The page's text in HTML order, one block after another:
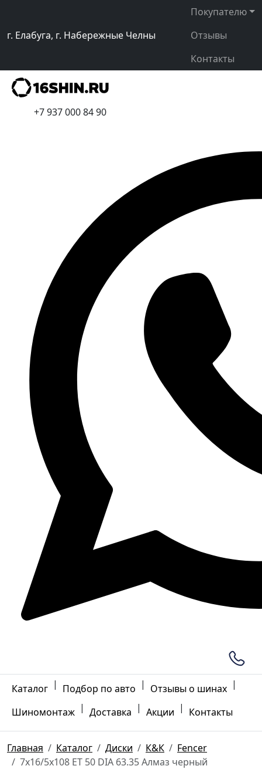
г. Елабуга, г. Набережные Челны
Покупателю
Отзывы
Контакты
+7 937 000 84 90
Каталог | Подбор по авто | Отзывы о шинах |
Шиномонтаж | Доставка | Акции | Контакты
Главная Каталог Диски К&К
Fencer
7x16/5x108 ET 50 DIA 63.35 Алмаз черный